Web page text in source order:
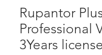
Rupantor
Professional
3Years license